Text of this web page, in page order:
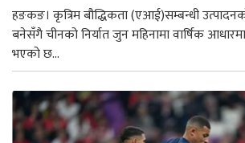
हङकङ। कृत्रिम बौद्धिकता (एआई)सम्बन्धी उत्पादनको
बनेसँगै चीनको निर्यात जुन महिनामा वार्षिक
भएको छ...